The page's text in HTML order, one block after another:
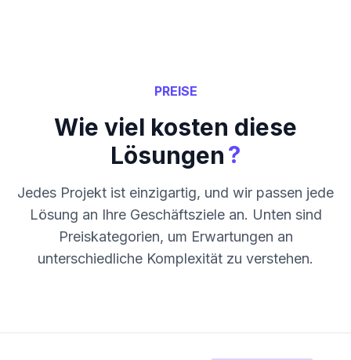
PREISE
Wie viel kosten diese
Lösungen?
Jedes Projekt ist einzigartig, und wir passen jede
Lösung an Ihre Geschäftsziele an. Unten sind
Preiskategorien, um Erwartungen an
unterschiedliche Komplexität zu verstehen.